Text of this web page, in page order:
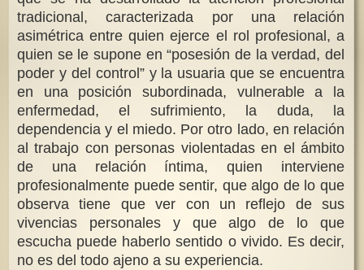
tradicional, caracterizada por una relación
asimétrica entre quien ejerce el rol profesional, a
quien se le supone en “posesión de la verdad, del
poder y del control” y la usuaria que se encuentra
en una posición subordinada, vulnerable a la
enfermedad, el sufrimiento, la duda, la
dependencia y el miedo. Por otro lado, en relación
al trabajo con personas violentadas en el ámbito
de una relación íntima, quien interviene
profesionalmente puede sentir, que algo de lo que
observa tiene que ver con un reflejo de sus
vivencias personales y que algo de lo que
escucha puede haberlo sentido o vivido. Es decir,
no es del todo ajeno a su experiencia.